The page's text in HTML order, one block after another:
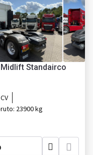
Midlift Standairco
23900 kg